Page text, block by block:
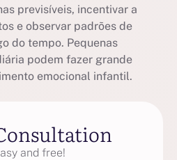
previsíveis, incentivar a
e observar padrões de
do tempo. Pequenas
podem fazer grande
emocional infantil.
and free!